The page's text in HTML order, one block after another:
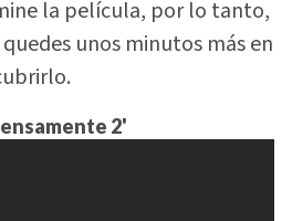
la película, por lo tanto,
unos minutos más en
2'